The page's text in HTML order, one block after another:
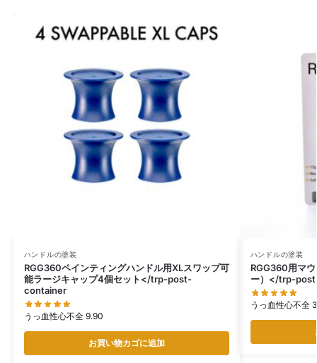
ハンドルの塗装
RGG360ペインティングハンドル用XLスワップ可
能ラージキャップ4個セット</trp-post-
container
うっ血性心不全9.90
お買い物カゴに追加
ハンドルの塗装
RGG360用マ
ー）</trp-
うっ血性心不全